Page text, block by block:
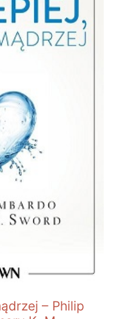
– Philip